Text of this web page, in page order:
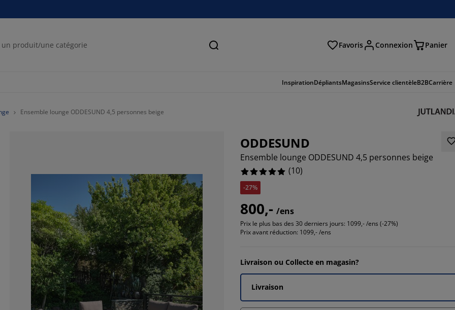
Recherche Favoris Connexion Panier
InspirationDépliantsMagasinsService clientèleB2BCarrière
Ensemble lounge ODDESUND 4,5 personnes beige
ODDESUND
Ensemble lounge ODDESUND 4,5 personnes beige
(10)
-27%
800,- /ens
Prix le plus bas des 30 derniers jours: 1099,- /ens (-27%)
Prix avant réduction: 1099,- /ens
Livraison ou Collecte en magasin?
Livraison
100%